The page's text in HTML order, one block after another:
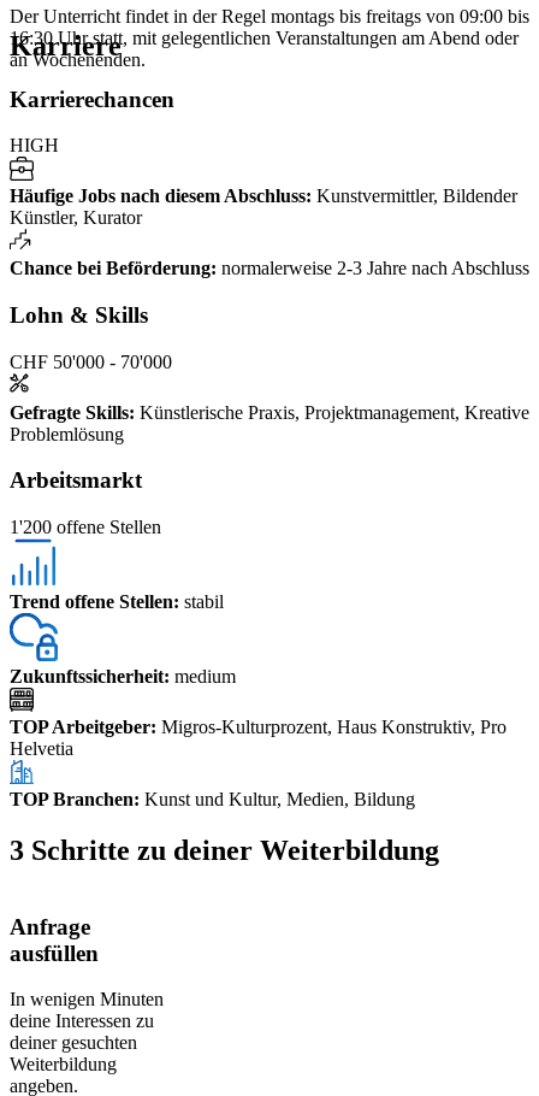
Der Unterricht findet in der Regel montags bis freitags von 09:00 bis
16:30 Uhr statt, mit gelegentlichen Veranstaltungen am Abend oder
an Wochenenden.
Karriere
Karrierechancen
HIGH
Häufige Jobs nach diesem Abschluss: Kunstvermittler, Bildender
Künstler, Kurator
Chance bei Beförderung: normalerweise 2-3 Jahre nach Abschluss
Lohn & Skills
CHF 50'000 - 70'000
Gefragte Skills: Künstlerische Praxis, Projektmanagement, Kreative
Problemlösung
Arbeitsmarkt
1'200 offene Stellen
Trend offene Stellen: stabil
Zukunftssicherheit: medium
TOP Arbeitgeber: Migros-Kulturprozent, Haus Konstruktiv, Pro
Helvetia
TOP Branchen: Kunst und Kultur, Medien, Bildung
3 Schritte zu deiner Weiterbildung
Anfrage
ausfüllen
In wenigen Minuten
deine Interessen zu
deiner gesuchten
Weiterbildung
angeben.